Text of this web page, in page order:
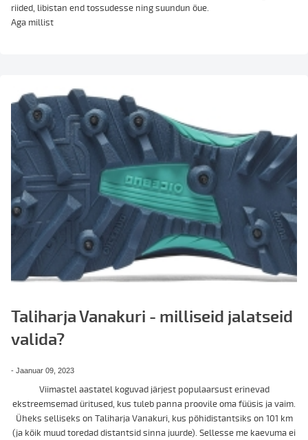
riided, libistan end tossudesse ning suundun õue.
Aga millist
Taliharja Vanakuri - milliseid jalatseid
valida?
- Jaanuar 09, 2023
Viimastel aastatel koguvad järjest populaarsust erinevad
ekstreemsemad üritused, kus tuleb panna proovile oma füüsis ja vaim.
Üheks selliseks on Taliharja Vanakuri, kus põhidistantsiks on 101 km
(ja kõik muud toredad distantsid sinna juurde). Sellesse me kaevuma ei